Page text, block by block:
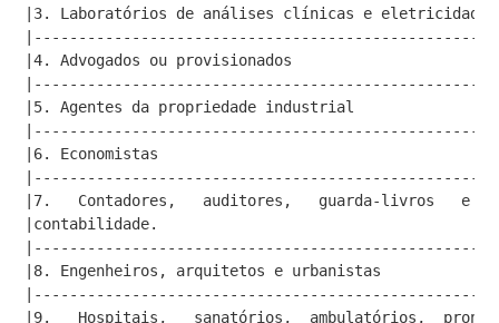
|3. Laboratórios de análises clínicas e
|4. Advogados ou provisionados
|5. Agentes da propriedade industrial
|6. Economistas
|7.   Contadores,   auditores,   guarda-livros
|contabilidade.
|8. Engenheiros, arquitetos e urbanistas
|9.   Hospitais,   sanatórios,  ambulatórios,